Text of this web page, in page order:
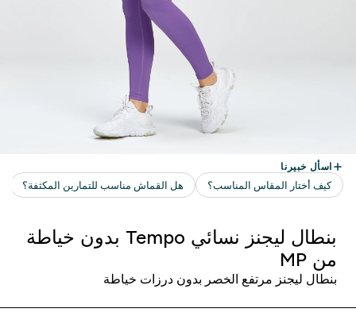
بنطال ليجنز نسائي Tempo بدون خياطة
من MP
بنطال ليجنز مرتفع الخصر بدون درزات خياطة